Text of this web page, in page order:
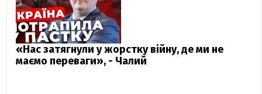
«Нас затягнули у жорстку війну, де ми не
маємо переваги», - Чалий